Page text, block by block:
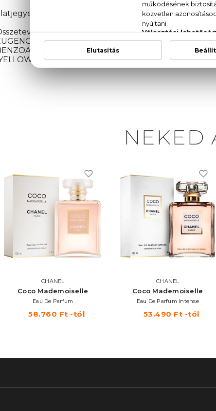
Narancsvirág, jázmin, rózsa, szantálfa
ALCOHOL, AQUA (WATER), PARFUM
LINALOOL, COUMARIN,
CITRAL, CINNAMYL ALCOHOL,
5), CI 42090 (BLUE 1), IL35-1
NEKED
CHANEL
Coco Mademoiselle
Eau De Parfum
58.760 Ft -tól
CHANEL
Coco Mademoiselle
Eau De Parfum Intense
53.490 Ft -tól